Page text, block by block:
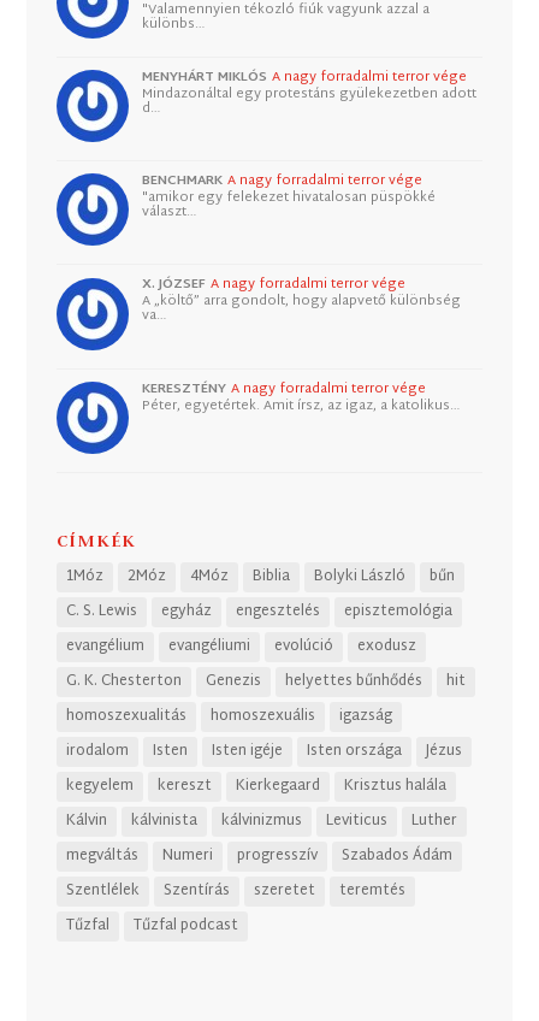
"Valamennyien tékozló fiúk vagyunk azzal a
különbs…
MENYHÁRT MIKLÓS A nagy forradalmi terror vége
Mindazonáltal egy protestáns gyülekezetben adott
d…
BENCHMARK A nagy forradalmi terror vége
"amikor egy felekezet hivatalosan püspökké
választ…
X. JÓZSEF A nagy forradalmi terror vége
A „költő” arra gondolt, hogy alapvető különbség
va…
KERESZTÉNY A nagy forradalmi terror vége
Péter, egyetértek. Amit írsz, az igaz, a katolikus…
CÍMKÉK
1Móz 2Móz 4Móz Biblia Bolyki László
bűn
C. S. Lewis
egyház engesztelés
episztemológia
evangélium
evangéliumi evolúció
exodusz
G. K. Chesterton
Genezis helyettes bűnhődés
hit
homoszexualitás
homoszexuális
igazság
irodalom
Isten Isten igéje Isten országa
Jézus
kegyelem
kereszt Kierkegaard
Krisztus halála
Kálvin
kálvinista kálvinizmus Leviticus
Luther
megváltás
Numeri progresszív
Szabados Ádám
Szentlélek
Szentírás szeretet
teremtés
Tűzfal
Tűzfal podcast